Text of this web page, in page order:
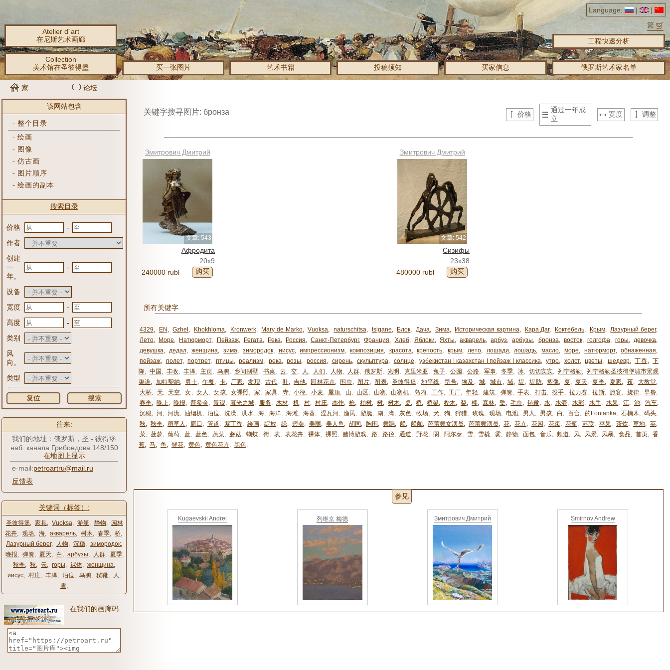
Language: |
|
篮
Atelier d´art
在尼斯艺术画廊
工程快速分析
Collection
美术馆在圣彼得堡
买一张图片 艺术书籍 投稿须知 买家信息 俄罗斯艺术家名单
家 论坛
该网站包含
-整个目录
-绘画
- 图像
-仿古画
- 图片顺序
-绘画的副本
搜索目录
价格
-
作者
创建
一
年。
-
设备
宽度
-
高度
-
类别
风
向。
类型
复位 搜索
往来:
我们的地址：俄罗斯，圣 - 彼得堡
наб. канала Грибоедова 148/150
在地图上显示
e-mail:petroartru@mail.ru
反馈表
关键词（标签）:
圣彼得堡, 家具, Vuoksa, 游艇, 静物,
园林
花卉, 现场, 海, акварель, 树木, 春季, 桥,
Лазурный берег, 人物, 沉稳, зимородок,
晚报, 弹簧, 夏天, 白 , арбузы, 人群, 夏季,
秋季, 秋, 云, горы, 裸体, женщина,
иисус, 村庄, 丰泽, 泊位, 乌鸦, 毡靴, 人 ,
雪,
在我们的画廊码
关键字搜寻图片: бронза 价格
通过一年成
立
宽度 调整
Змитрович Дмитрий
文章: 543
Афродита
20x9
240000 rubl
购买
Змитрович Дмитрий
文章: 542
Сизифы
23x38
480000 rubl
购买
所有关键字
4329, EN , Gzhel , Khokhloma, Kronwerk, Mary de Marko, Vuoksa, naturschitsa, tsigane, Блок, Дача, Зима, Историческая картина, Кара Даг, Коктебель, Крым, Лазурный берег,
Лето, Море, Натюрморт, Пейзаж, Регата, Река, Россия, Санкт-Петербург, Франция, Хлеб, Яблоки, Яхты, акварель, арбуз, арбузы, бронза, восток, голгофа, горы, девочка,
девушка, дедал, женщина, зима, зимородок, иисус, импрессионизм, композиция, красота, крепость, крым, лето, лошади, лошадь, масло, море, натюрморт, обнаженная,
пейзаж, полет, портрет, птицы, реализм, река, розы, россия, сирень, скульптура, солнце, узбекистан ǀ казахстан ǀ пейзаж ǀ классика, утро, холст, цветы, шедевр, 丁香, 下
降, 中国 , 丰收, 丰泽, 主页, 乌鸦, 乡间别墅, 书桌, 云, 交, 人 , 人们 , 人物, 人群, 俄罗斯, 光明 , 克里米亚, 兔子, 公园 , 公路, 军事, 冬季, 冰, 切切实实, 列宁格勒, 列宁格勒圣彼得堡城市景观
渠道, 加特契纳, 勇士, 午餐, 卡, 厂家, 发现, 古代, 叶, 吉他, 园林花卉, 围巾 , 图片, 图表, 圣彼得堡, 地平线, 型号, 埃及 , 城, 城市, 域, 堤, 堤防, 塑像, 夏, 夏天, 夏季, 夏家, 夜, 大教堂,
大桥, 天, 天空, 女, 女人 , 女孩, 女裸照, 家, 家具, 寺, 小径, 小麦, 屋顶, 山, 山区, 山寨, 山寨机, 岛内, 工作, 工厂, 年轻, 建筑, 弹簧, 手表, 打击, 投手, 拉力赛, 拉斯, 旅客, 旋律, 早餐,
春季, 晚上, 晚报, 普希金, 景观, 暮光之城, 服务, 木材, 机, 村, 村庄, 杰作, 枪, 柏树, 树, 树木, 桌, 桥, 桥梁, 桦木, 梨, 棒, 森林, 檠, 毛巾 , 毡靴, 水, 水壶, 水彩, 水手, 水果, 江, 池, 汽车,
沉稳, 河, 河流, 油烟机, 泊位, 洗澡, 洪水, 海, 海洋, 海滩, 海葵, 涅瓦河, 渔民, 游艇, 湖, 湾, 灰色, 牧场, 犬, 狗, 狩猎, 玫瑰, 现场, 电池, 男人 , 男孩, 白 , 百合, 的Fontanka, 石楠木, 码头,
秋, 秋季, 稻草人 , 窗口 , 管道, 紫丁香, 绘画, 绽放, 绿, 罂粟, 美丽, 美人鱼 , 胡同 , 胸围 , 舞蹈, 船, 船舶, 芭蕾舞女演员, 芭蕾舞演员, 花, 花卉, 花园 , 花束, 花瓶, 苏联, 苹果, 茶炊, 草地, 荚,
菜, 菠萝, 葡萄, 蓝, 蓝色, 蔬菜, 蘑菇, 蝴蝶, 街, 表, 表花卉, 裸体, 裸照, 赌博游戏, 路, 路径, 通道, 野花, 阴 , 阿尔泰, 雪, 雪橇, 雾, 静物, 面包, 音乐, 频道, 风, 风景, 风暴, 食品, 首页, 香
蕉, 马, 鱼 , 鲜花, 黄色, 黄色花卉, 黑色,
参见
Kugaevskii Andrei 列维京 梅德 Змитрович Дмитрий Smirnov Andrew